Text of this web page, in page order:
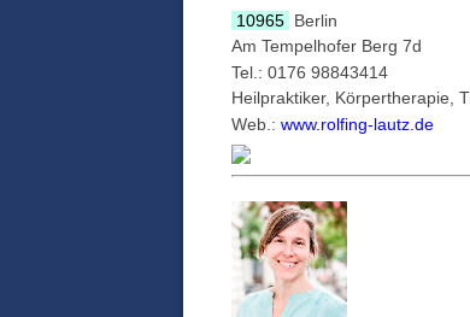
10965 Berlin
Am Tempelhofer Berg 7d
Tel.: 0176 98843414
Heilpraktiker, Körpertherapie,
Web.: www.rolfing-lautz.de